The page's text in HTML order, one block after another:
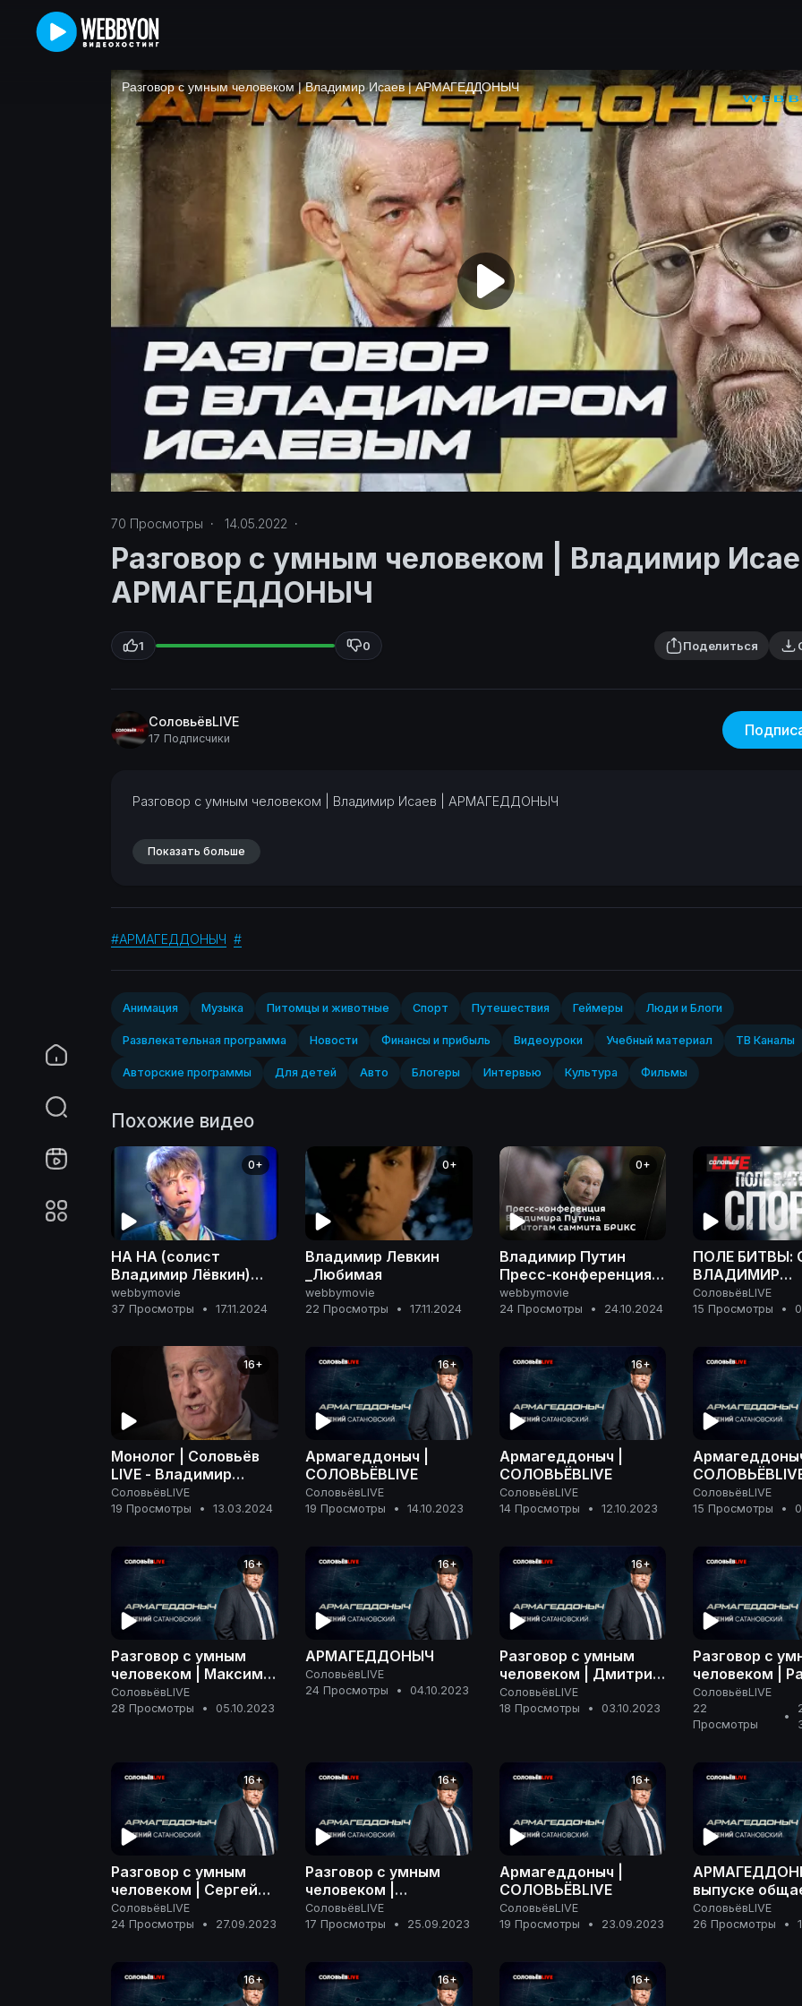
70 Просмотры · 14.05.2022 ·
Разговор с умным человеком | Владимир
АРМАГЕДДОНЫЧ
1 0 Поделиться
СоловьёвLIVE
17 Подписчики
⁣Разговор с умным человеком | Владимир Исаев | АРМАГЕДДОНЫЧ
Показать больше
#АРМАГЕДДОНЫЧ #
Анимация Музыка Питомцы и животные Спорт‎ Путешествия Геймеры Люди и Блоги
Развлекательная программа Новости Финансы и прибыль Видеоуроки Учебный материал ТВ Каналы
Авторские программы Для детей Авто Блогеры Интервью Культура Фильмы
Похожие видео
0+
НА НА (солист
Владимир Лёвкин)
Любимая 1997
webbymovie
37 Просмотры
• 17.11.2024
0+
Владимир Левкин
_Любимая
webbymovie
22 Просмотры
• 17.11.2024
0+
Владимир Путин
Пресс-конференция
по итогам саммита
БРИКС в Казани
webbymovie
24 Просмотры
• 24.10.2024
ПОЛЕ БИТВЫ:
ВЛАДИМИР
САЛЬНИКОВ
СоловьёвLIVE
15 Просмотры
•
16+
Монолог | Соловьёв
LIVE - Владимир
Жириновский: чем
пришлось
политики
СоловьёвLIVE
19 Просмотры
• 13.03.2024
16+
Армагеддоныч |
СОЛОВЬЁВLIVE
СоловьёвLIVE
19 Просмотры
• 14.10.2023
16+
Армагеддоныч |
СОЛОВЬЁВLIVE
СоловьёвLIVE
14 Просмотры
• 12.10.2023
СоловьёвLIVE
15 Просмотры
•
16+
Разговор с умным
человеком | Максим
Казанин |
АРМАГЕДДОНЫЧ
СоловьёвLIVE
28 Просмотры
• 05.10.2023
16+
АРМАГЕДДОНЫЧ
СоловьёвLIVE
24 Просмотры
• 04.10.2023
16+
Разговор с умным
человеком | Дмитрий
Евстафьев |
АРМАГЕДДОНЫЧ
СоловьёвLIVE
18 Просмотры
• 03.10.2023
Разговор с
человеком |
Довид
СоловьёвLIVE
22
Просмотры
•
16+
Разговор с умным
человеком | Сергей
Ениколопов |
АРМАГЕДДОНЫЧ
СоловьёвLIVE
24 Просмотры
• 27.09.2023
16+
Разговор с умным
человеком |
Станислав
Дробышевский |
СоловьёвLIVE
17 Просмотры
• 25.09.2023
16+
Армагеддоныч |
СОЛОВЬЁВLIVE
СоловьёвLIVE
19 Просмотры
• 23.09.2023
выпуске
Николаем
Межевичем.
СоловьёвLIVE
26 Просмотры
•
16+ 16+ 16+